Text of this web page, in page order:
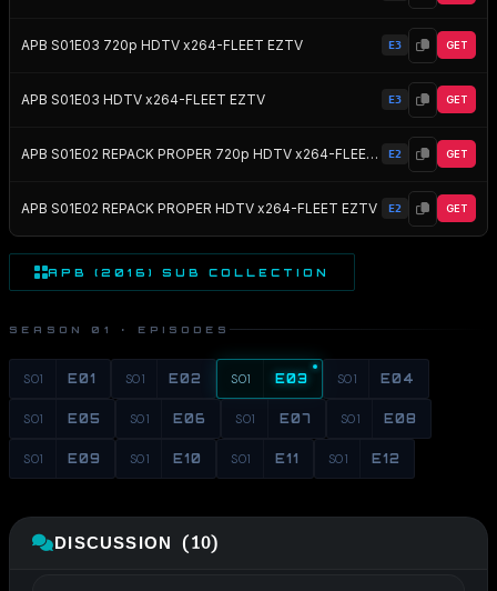
APB S01E03 720p HDTV x264-FLEET EZTV E3 GET
APB S01E03 HDTV x264-FLEET EZTV E3 GET
APB S01E02 REPACK PROPER 720p HDTV x264-FLEET EZTV E2 GET
APB S01E02 REPACK PROPER HDTV x264-FLEET EZTV E2 GET
APB (2016) SUB COLLECTION
SEASON 01 · EPISODES
S01 E01 S01 E02 S01 E03 S01 E04
S01 E05 S01 E06 S01 E07 S01 E08
S01 E09 S01 E10 S01 E11 S01 E12
DISCUSSION (10)